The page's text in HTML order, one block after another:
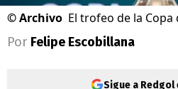
©Archivo El trofeo de la Copa
Por Felipe Escobillana
Sigue a Redgol